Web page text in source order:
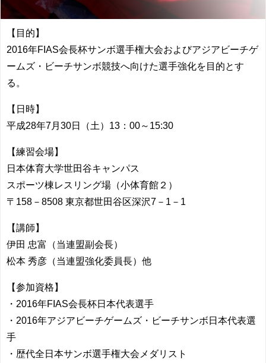
【目的】
2016年FIAS会長杯サンボ選手権大会およびアジアビーチゲ
ームズ・ビーチサンボ競技へ向けた選手強化を目的とす
る。
【日時】
平成28年7月30日（土）13：00～15:30
【練習会場】
日本体育大学世田谷キャンパス
スポーツ棟レスリング場（小体育館２）
〒158－8508 東京都世田谷区深沢7－1－1
【講師】
伊田 忠富（当連盟副会長）
松本 秀彦（当連盟強化委員長）他
【参加資格】
・2016年FIAS会長杯日本代表選手
・2016年アジアビーチゲームズ・ビーチサンボ日本代表選
手
・歴代全日本サンボ選手権大会メダリスト